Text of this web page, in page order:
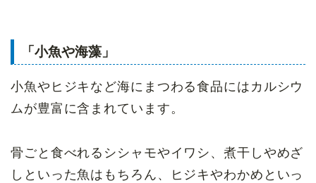
「小魚や海藻」
小魚やヒジキなど海にまつわる食品にはカルシウ
ムが豊富に含まれています。
骨ごと食べれるシシャモやイワシ、煮干しやめざ
しといった魚はもちろん、ヒジキやわかめといっ